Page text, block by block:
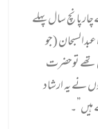
سال پہلے
(جو
تھے توحضرت
نے یہ ارشاد
ہیں”۔